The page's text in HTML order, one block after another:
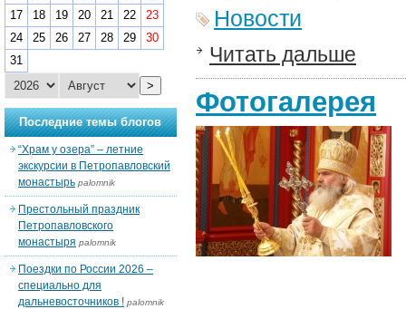
Новости
Читать дальше
Фотогалерея
17
18 19 20 21 22
23
24
25 26 27 28 29
30
31
>
Последние темы блогов
“Храм у озера” – летние
экскурсии в Петропавловский
монастырь palomnik
Престольный праздник
Петропавловского
монастыря palomnik
Поездки по России 2026 –
специально для
дальневосточников ! palomnik